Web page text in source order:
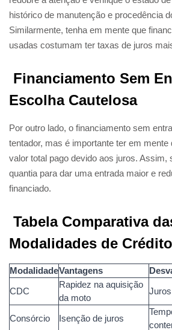
histórico de manutenção e procedência
Similarmente, tenha em mente que
usadas costumam ter taxas de juros
Financiamento Sem
Escolha Cautelosa
Por outro lado, o financiamento sem
tentador, mas é importante ter em mente
valor total pago devido aos juros. Assim,
quantia para dar uma entrada maior e
financiado.
Tabela Comparativa
Modalidades de Crédito
ModalidadeVantagens
CDC
Rapidez na aquisição
da moto
Consórcio Isenção de juros